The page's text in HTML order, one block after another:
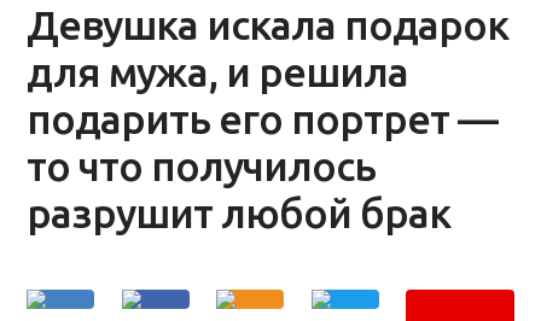
Девушка искала подарок
для мужа, и решила
подарить его портрет —
то что получилось
разрушит любой брак